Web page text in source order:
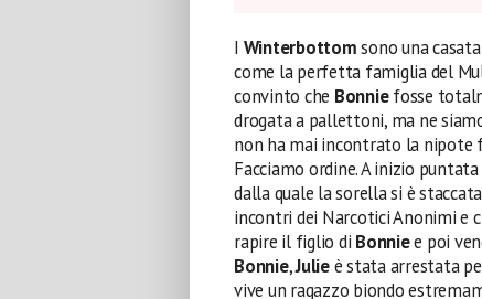
I Winterbottomsono una
come la perfetta famiglia del
convinto che Bonniefosse
drogata a pallettoni, ma ne
non ha mai incontrato la nipote
Facciamo ordine. A inizio
dalla quale la sorella si è
incontri dei Narcotici Anonimi e
rapire il figlio di Bonniee poi
Bonnie,Julieè stata arrestata
vive un ragazzo biondo